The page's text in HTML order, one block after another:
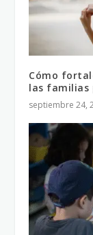
Cómo
las familias
septiembre 24,